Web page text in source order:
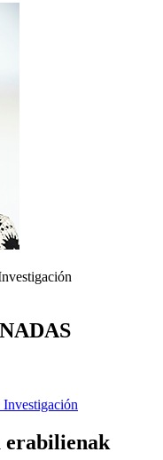
Investigación
erabilienak